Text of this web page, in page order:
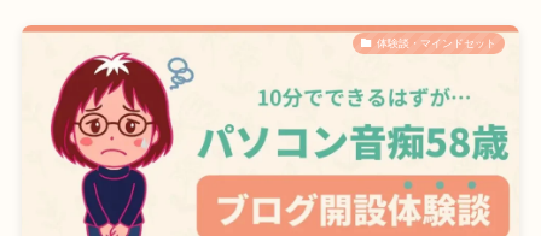
体験談・マインドセット